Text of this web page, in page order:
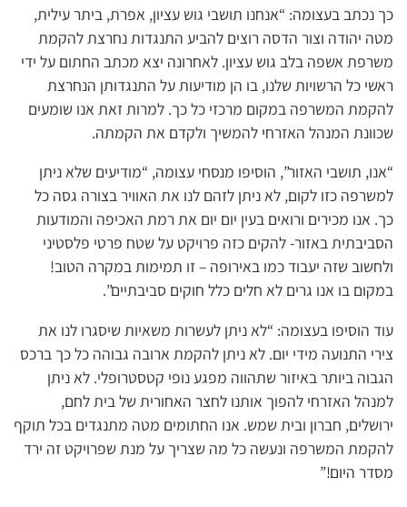
כך נכתב בעצומה: “אנחנו תושבי גוש עציון, אפרת, ביתר עילית,
מטה יהודה וצור הדסה רוצים להביע התנגדות נחרצת להקמת
משרפת אשפה בלב גוש עציון. לאחרונה יצא מכתב החתום על ידי
ראשי כל הרשויות שלנו, בו הן מודיעות על התנגדותן הנחרצת
להקמת המשרפה במקום מרכזי כל כך. למרות זאת אנו שומעים
שכוונת המנהל האזרחי להמשיך ולקדם את הקמתה.
“אנו, תושבי האזור”, הוסיפו מנסחי עצומה, “מודיעים שלא ניתן
למשרפה כזו לקום, לא ניתן לזהם לנו את האוויר בצורה גסה כל
כך. אנו מכירים ורואים בעין יום יום את רמת האכיפה והמודעות
הסביבתית באזור- להקים כזה פרויקט על שטח פרטי פלסטיני
ולחשוב שזה יעבוד כמו באירופה – זו תמימות במקרה הטוב!
במקום בו אנו גרים לא חלים כלל חוקים סביבתיים”.
עוד הוסיפו בעצומה: “לא ניתן לעשרות משאיות שיסגרו לנו את
צירי התנועה מידי יום. לא ניתן להקמת ארובה גבוהה כל כך ברכס
הגבוה ביותר באיזור שתהווה מפגע נופי קטסטרופלי. לא ניתן
למנהל האזרחי להפוך אותנו לחצר האחורית של בית לחם,
ירושלים, חברון ובית שמש. אנו החתומים מטה מתנגדים בכל תוקף
להקמת המשרפה ונעשה כל מה שצריך על מנת שפרויקט זה ירד
מסדר היום!”